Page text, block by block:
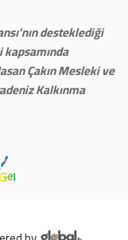
desteklediği
Çakın Mesleki ve
Kalkınma